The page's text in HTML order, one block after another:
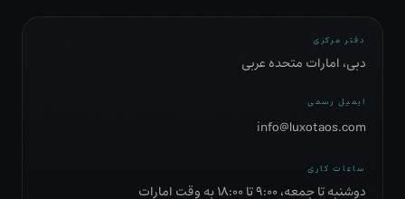
دفتر مرکزی
دبی، امارات متحده عربی
ایمیل رسمی
info@luxotaos.com
ساعات کاری
دوشنبه تا جمعه، ۹:۰۰ تا ۱۸:۰۰ به وقت امارات